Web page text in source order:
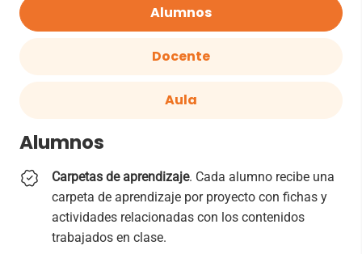
Alumnos
Docente
Aula
Alumnos
Carpetas de aprendizaje. Cada alumno recibe una
carpeta de aprendizaje por proyecto con fichas y
actividades relacionadas con los contenidos
trabajados en clase.